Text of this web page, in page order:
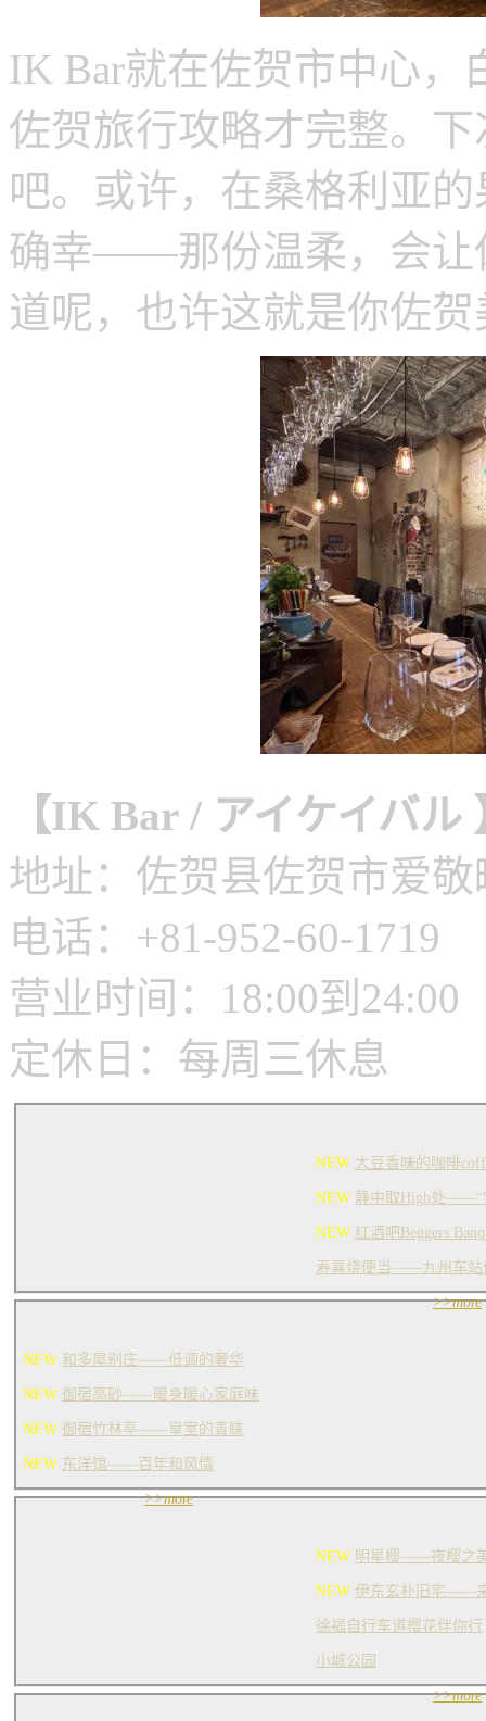
IK Bar就在佐贺市中心，
佐贺旅行攻略才完整。
吧。或许，在桑格利亚
确幸——那份温柔，会让
道呢，也许这就是你佐
【IK Bar / アイケイバル
地址：佐贺县佐贺市爱敬
电话：+81-952-60-1719
营业时间：18:00到24:00
定休日：每周三休息
NEW 大豆香味的咖啡
NEW 静中取High处——“
NEW 红酒吧Beggers
寿喜烧便当——九州车站
>>more
NEW 和多屋别庄——低调的奢华
NEW 御宿高砂——暖身暖心家庭味
NEW 御宿竹林亭——皇室的青睐
NEW 东洋馆——百年和风情
>>more
NEW 明星樱——夜樱之
NEW 伊东玄朴旧宅——
徐福自行车道樱花伴你行
小城公园
>>more